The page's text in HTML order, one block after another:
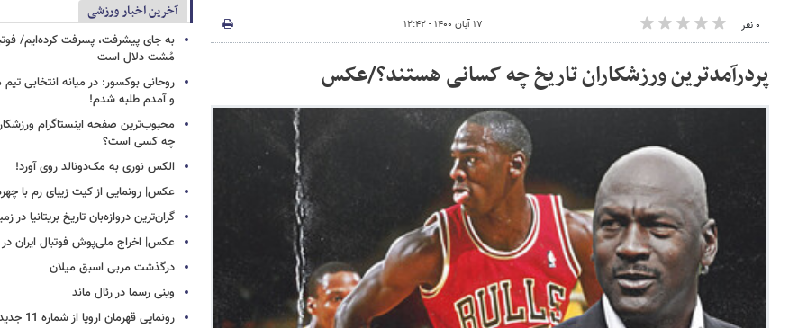
۰ نفر ۱۷ آبان ۱۴۰۰ - ۱۲:۴۲
پردرآمدترین ورزشکاران تاریخ چه کسانی هستند؟/عکس
آخرین اخبار ورزشی
به جای پیشرفت، پسرفت کرده‌ایم/
مُشت دلال است
روحانی بوکسور: در میانه انتخابی
و آمدم طلبه شدم!
محبوب‌ترین صفحه اینستاگرام
چه کسی است؟
الکس نوری به مک‌دونالد روی آورد!
عکس| رونمایی از کیت زیبای رم با
گران‌ترین دروازه‌بان تاریخ بریتانیا در
عکس| اخراج ملی‌پوش فوتبال ایران در 12 دقیقه!
درگذشت مربی اسبق میلان
وینی رسما در رئال ماند
رونمایی قهرمان اروپا از شماره 11 جدید